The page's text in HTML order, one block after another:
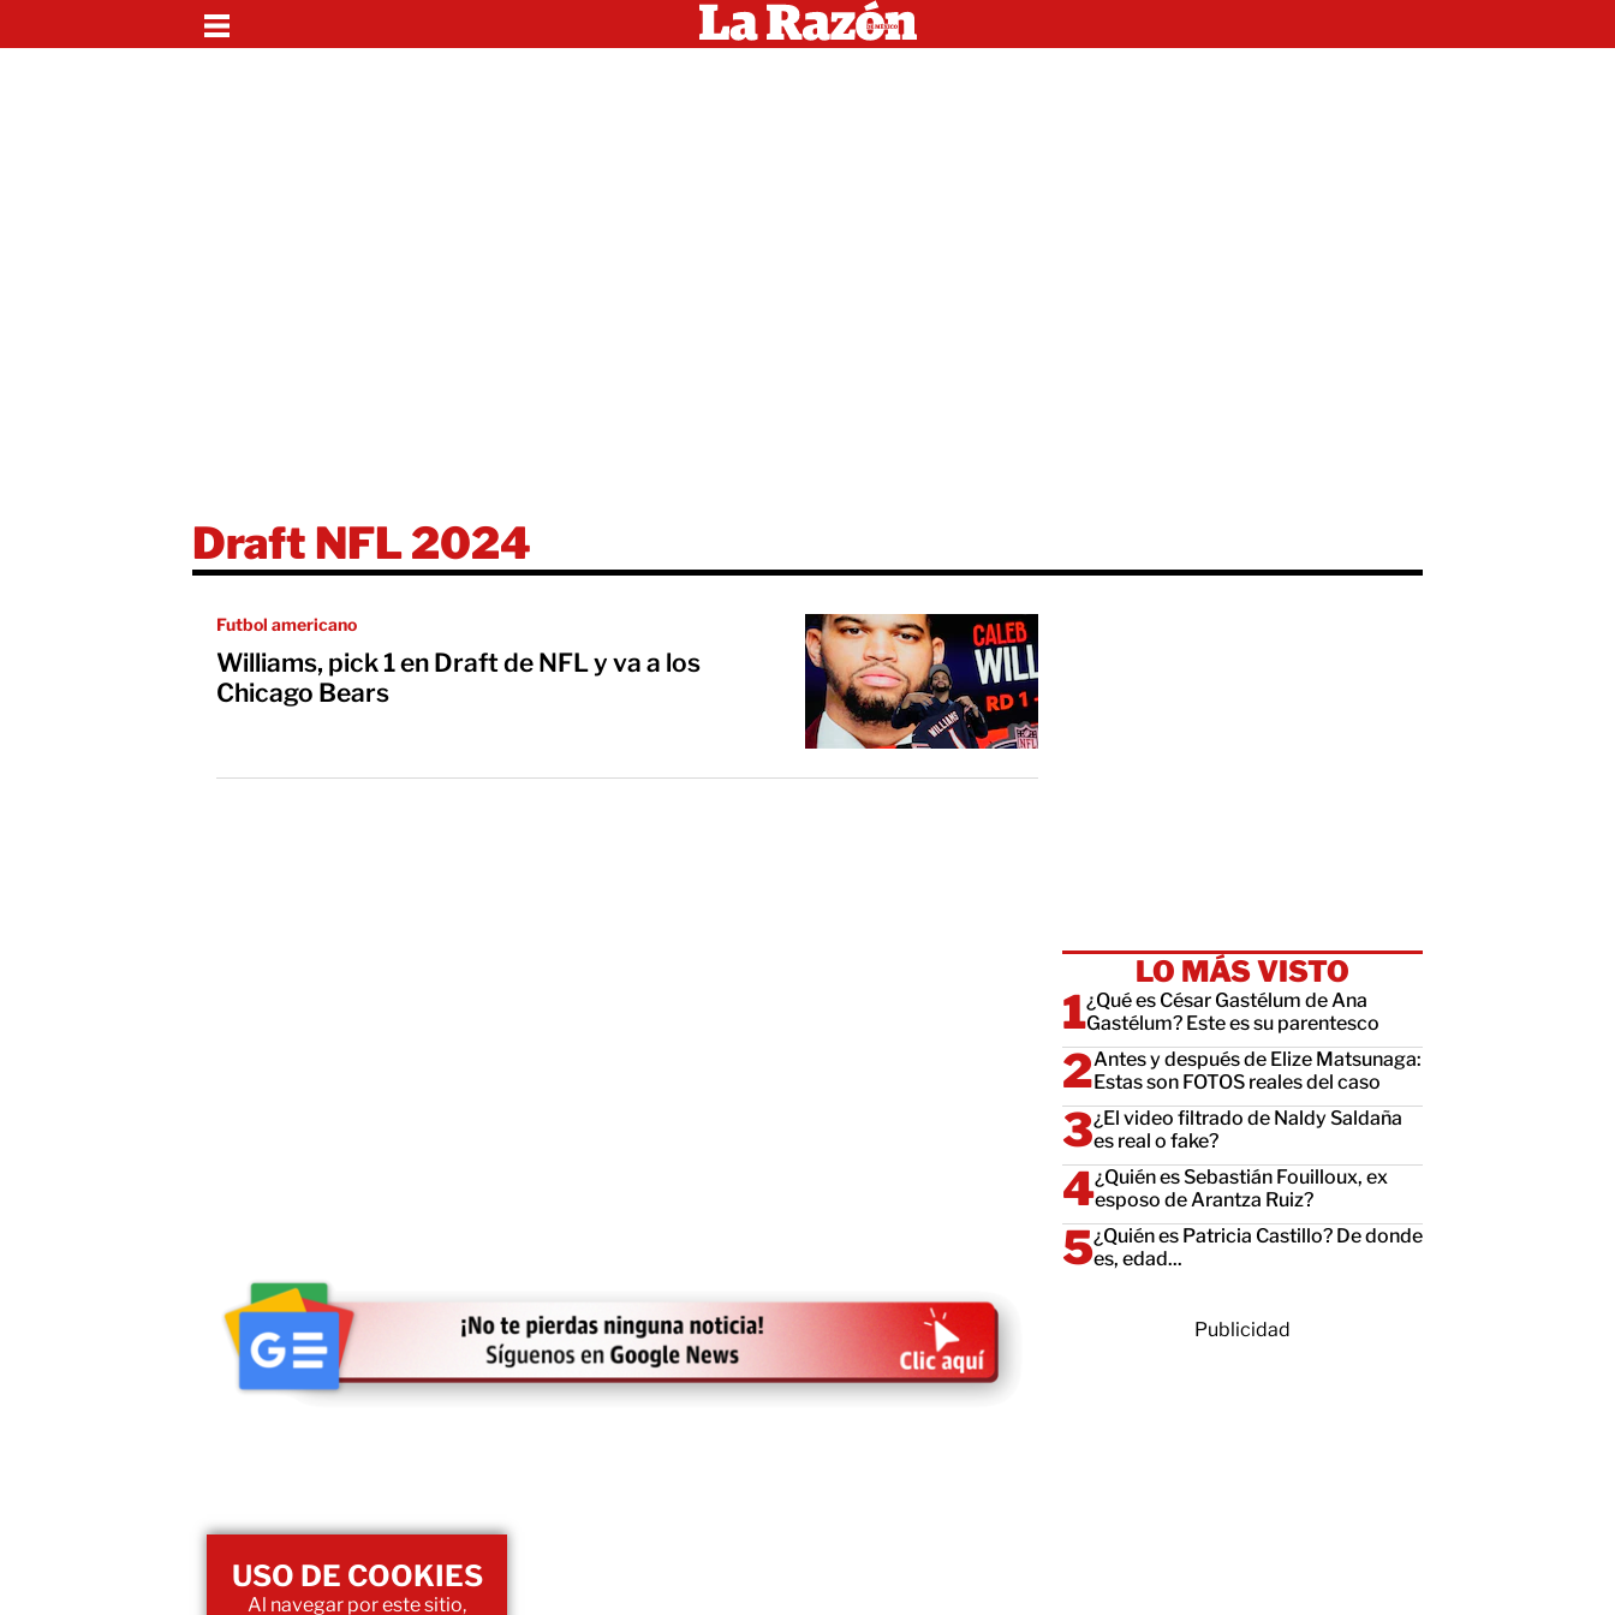
Draft NFL 2024
Futbol americano
Williams, pick 1 en Draft de NFL y va a los
Chicago Bears
LO MÁS VISTO
¿Qué es César Gastélum de Ana
Gastélum? Este es su parentesco
Antes y después de Elize Matsunaga:
Estas son FOTOS reales del caso
¿El video filtrado de Naldy Saldaña
es real o fake?
¿Quién es Sebastián Fouilloux, ex
esposo de Arantza Ruiz?
¿Quién es Patricia Castillo? De donde
es, edad...
Publicidad
USO DE COOKIES
Al navegar por este sitio,